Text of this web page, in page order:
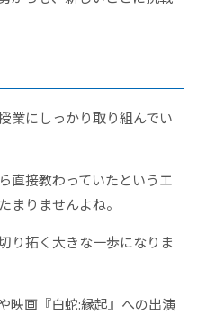
業にしっかり取り組んでい
直接教わっていたというエ
まりませんよね。
り拓く大きな一歩になりま
映画『白蛇:縁起』への出演